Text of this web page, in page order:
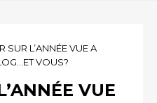
SUR L’ANNÉE VUE A
VOUS?
VUE